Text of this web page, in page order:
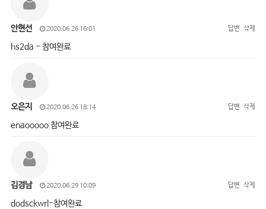
안현선 2020.06.26 16:01 답변 삭제
hs2da - 참여완료
오은지 2020.06.26 18:14 답변 삭제
enaooooo 참여완료
김경남 2020.06.29 10:09 답변 삭제
dodsckwrl-참여완료